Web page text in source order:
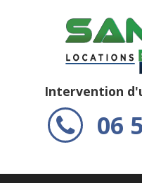
Intervention
06